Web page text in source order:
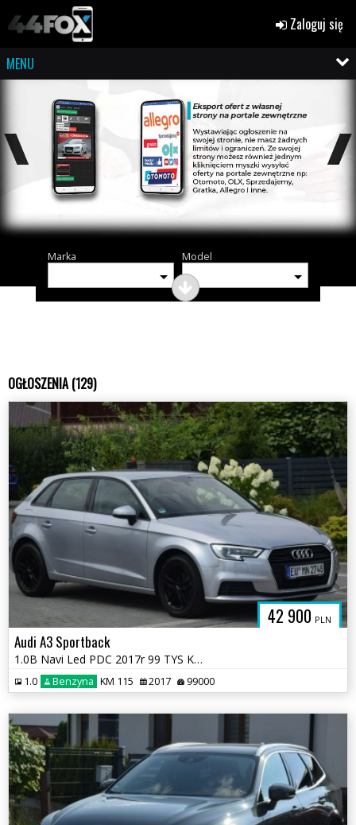
Zaloguj się
MENU
Marka Model
OGŁOSZENIA (129)
42 900 PLN
Audi A3 Sportback
1.0B Navi Led PDC 2017r 99 TYS KM Sprowadzony Opłacony
1.0 Benzyna KM 115 2017 99000